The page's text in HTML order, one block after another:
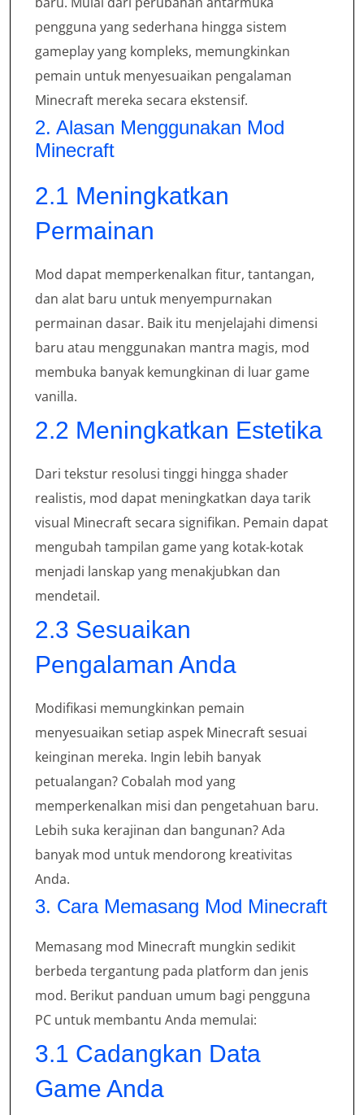
pengguna yang sederhana hingga sistem
gameplay yang kompleks, memungkinkan
pemain untuk menyesuaikan pengalaman
Minecraft mereka secara ekstensif.
2. Alasan Menggunakan Mod
Minecraft
2.1 Meningkatkan
Permainan
Mod dapat memperkenalkan fitur, tantangan,
dan alat baru untuk menyempurnakan
permainan dasar. Baik itu menjelajahi dimensi
baru atau menggunakan mantra magis, mod
membuka banyak kemungkinan di luar game
vanilla.
2.2 Meningkatkan Estetika
Dari tekstur resolusi tinggi hingga shader
realistis, mod dapat meningkatkan daya tarik
visual Minecraft secara signifikan. Pemain dapat
mengubah tampilan game yang kotak-kotak
menjadi lanskap yang menakjubkan dan
mendetail.
2.3 Sesuaikan
Pengalaman Anda
Modifikasi memungkinkan pemain
menyesuaikan setiap aspek Minecraft sesuai
keinginan mereka. Ingin lebih banyak
petualangan? Cobalah mod yang
memperkenalkan misi dan pengetahuan baru.
Lebih suka kerajinan dan bangunan? Ada
banyak mod untuk mendorong kreativitas
Anda.
3. Cara Memasang Mod Minecraft
Memasang mod Minecraft mungkin sedikit
berbeda tergantung pada platform dan jenis
mod. Berikut panduan umum bagi pengguna
PC untuk membantu Anda memulai:
3.1 Cadangkan Data
Game Anda